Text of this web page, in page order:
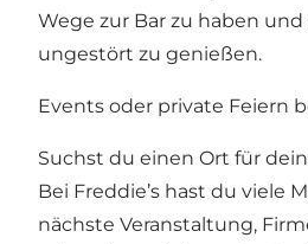
Wege zur Bar zu haben
ungestört zu genießen.
Events oder private Feiern
Suchst du einen Ort für
Bei Freddie’s hast du viele
nächste Veranstaltung,